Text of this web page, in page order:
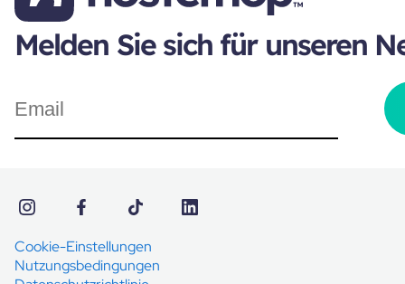
Melden Sie sich für unseren
Cookie-Einstellungen
Nutzungsbedingungen